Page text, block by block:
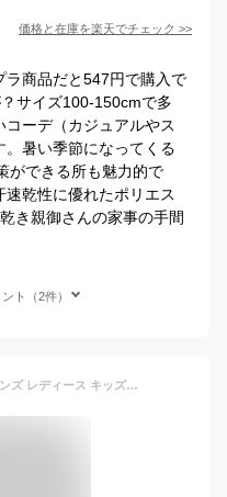
価格と在庫を楽天でチェック >>
商品だと547円で購入で
サイズ100-150cmで多
ーデ（カジュアルやス
暑い季節になってくる
ができる所も魅力的で
乾性に優れたポリエス
き親御さんの家事の手間
ト（2件）
Tシャツ キッズ ジュニア 速乾 メンズ レディース キッズ 大きいサイズ ドライTシャツ 半袖 無地 グリマー(glimmer) 白 黒 体操着 00300-ACT 300act 4.4オンス